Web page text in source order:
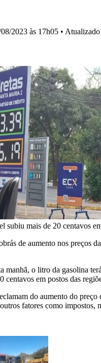
2023 às 17h05 • Atualizado
subiu mais de 20 centavos
de aumento nos preços
manhã, o litro da gasolina
centavos em postos das
do aumento do
fatores como